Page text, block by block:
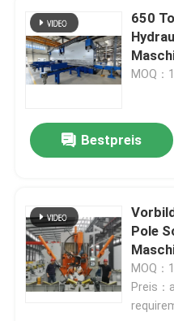
650
MOQ：
Bestpreis
Pole
MOQ：
Preis